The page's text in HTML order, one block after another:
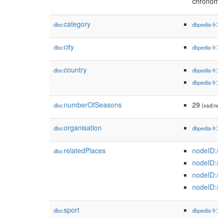
dbo:category dbpedia-fr
dbo:city dbpedia-fr
dbo:country dbpedia-fr
dbpedia-fr
dbo:numberOfSeasons 29
dbo:organisation dbpedia-fr
dbo:relatedPlaces
dbo:sport dbpedia-fr